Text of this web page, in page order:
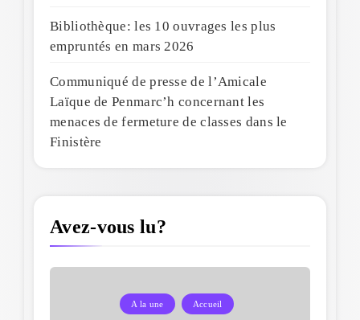
Bibliothèque: les 10 ouvrages les plus
empruntés en mars 2026
Communiqué de presse de l’Amicale
Laïque de Penmarc’h concernant les
menaces de fermeture de classes dans le
Finistère
Avez-vous lu?
A la une Accueil